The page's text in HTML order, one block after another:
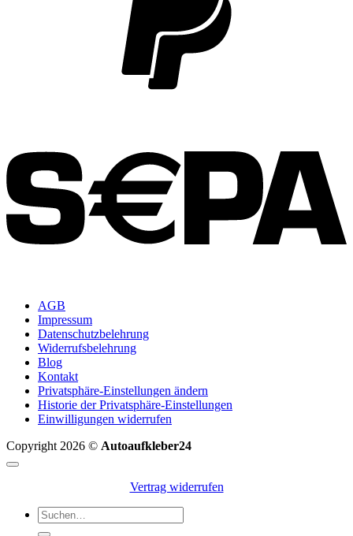
AGB
Impressum
Datenschutzbelehrung
Widerrufsbelehrung
Blog
Kontakt
Privatsphäre-Einstellungen ändern
Historie der Privatsphäre-Einstellungen
Einwilligungen widerrufen
Copyright 2026 © Autoaufkleber24
Vertrag widerrufen
Suchen
nach: